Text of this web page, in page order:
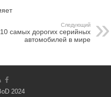
Следующий
10 самых дорогих серийных
автомобилей в мире
2024